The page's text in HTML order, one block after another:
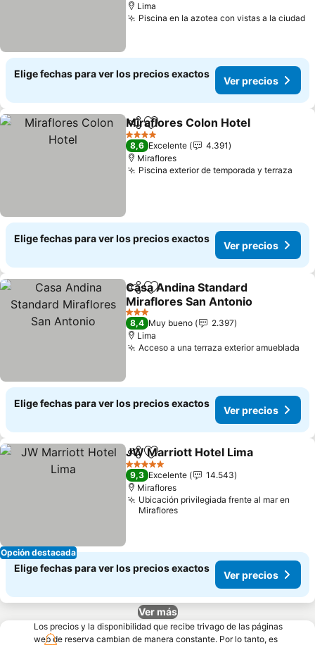
Lima
Piscina en la azotea con vistas a la ciudad
Elige fechas para ver los precios exactos
Ver precios
CompartirAgregar a favoritos
Miraflores Colon Hotel
4 Estrellas
8,6 Excelente
4.391
Miraflores
Piscina exterior de temporada y terraza
Elige fechas para ver los precios exactos
Ver precios
CompartirAgregar a favoritos
Casa Andina Standard
Miraflores San Antonio
Ver precios
3 Estrellas
8,4 Muy bueno
2.397
Lima
Acceso a una terraza exterior amueblada
Elige fechas para ver los precios exactos
Ver precios
Opción destacada
CompartirAgregar a favoritos
JW Marriott Hotel Lima
5 Estrellas
9,3 Excelente
14.543
Miraflores
Ubicación privilegiada frente al mar en
Miraflores
Elige fechas para ver los precios exactos
Ver precios
Ver más
Los precios y la disponibilidad que recibe trivago de las páginas
web de reserva cambian de manera constante. Por lo tanto, es